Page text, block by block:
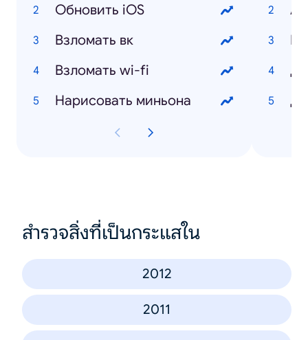
Обновить iOS
Взломать вк
Взломать wi-fi
Нарисовать миньона
สำรวจสิ่งที่เป็นกระแสใน
2012
2011